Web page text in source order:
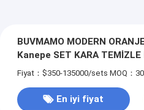
BUVMAMO MODERN
Kanepe SET KARA
ve Ev İçin Oturma Odası
Fiyat：$350-135000/sets MOQ：30
En iyi fiyat